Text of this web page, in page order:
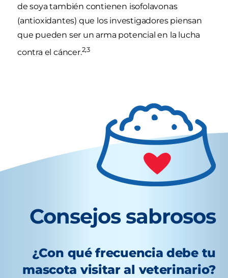
de soya también contienen isofolavonas
(antioxidantes) que los investigadores piensan
que pueden ser un arma potencial en la lucha
contra el cáncer.2,3
Consejos sabrosos
¿Con qué frecuencia debe tu
mascota visitar al veterinario?